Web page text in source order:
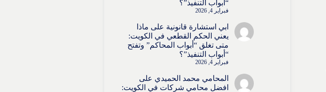
“أبواب التنفيذ”؟
فبراير 4, 2026
ابي استشارة قانونية على ماذا
يعني الحكم القطعي في الكويت:
متى تغلق “أبواب المحاكم” وتفتح
“أبواب التنفيذ”؟
فبراير 4, 2026
المحامي محمد الحميدي على
افضل محامي شركات في الكويت: